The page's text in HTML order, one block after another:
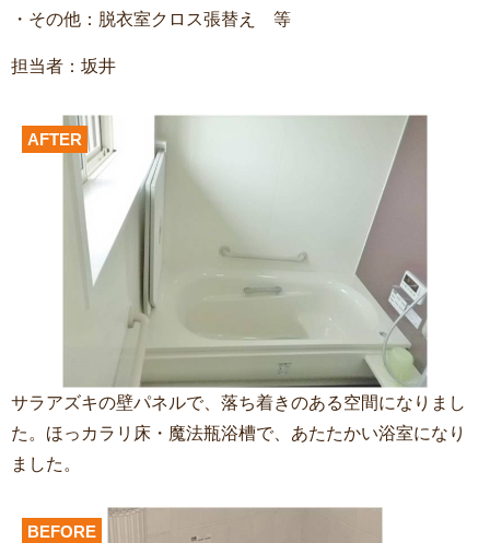
・その他：脱衣室クロス張替え 等
担当者：坂井
AFTER
サラアズキの壁パネルで、落ち着きのある空間になりまし
た。ほっカラリ床・魔法瓶浴槽で、あたたかい浴室になり
ました。
BEFORE